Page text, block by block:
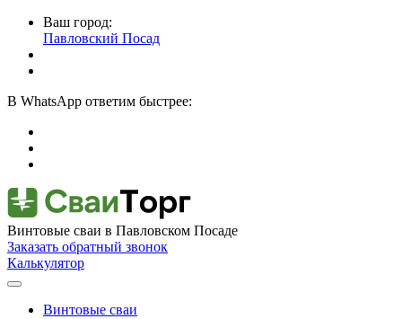
Ваш город:
Павловский Посад
В WhatsApp ответим быстрее:
Винтовые сваи в Павловском Посаде
Заказать обратный звонок
Калькулятор
Винтовые сваи